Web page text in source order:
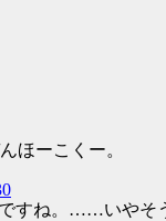
こくー。
そうですね